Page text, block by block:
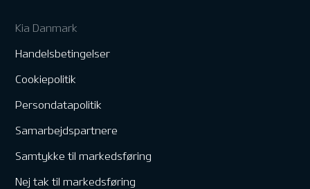
Kia Danmark
Handelsbetingelser
Cookiepolitik
Persondatapolitik
Samarbejdspartnere
Samtykke til markedsføring
Nej tak til markedsføring